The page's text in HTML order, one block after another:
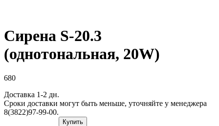
Сирена S-20.3
(однотональная, 20W)
680
Доставка 1-2 дн.
Сроки доставки могут быть меньше, уточняйте у менеджера
8(3822)97-99-00.
Купить